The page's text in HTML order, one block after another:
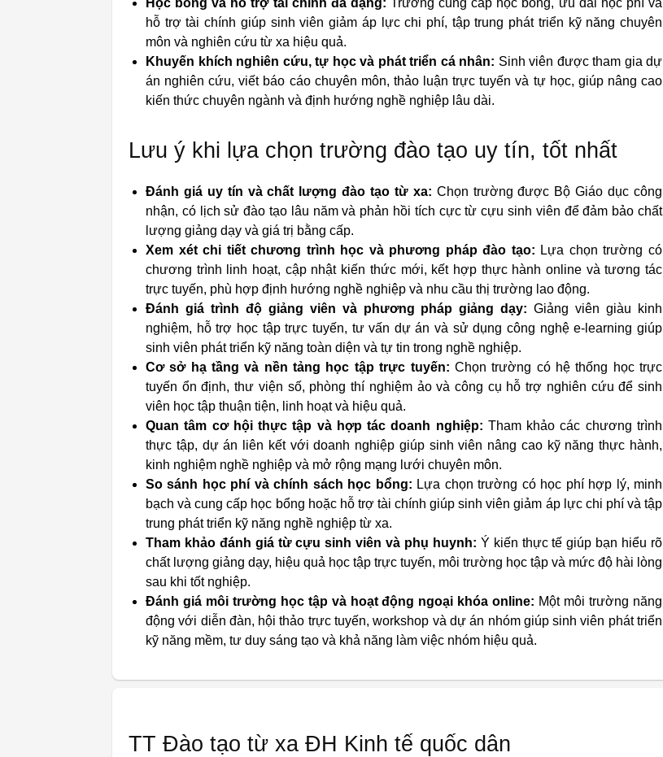
Học bổng và hỗ trợ tài chính đa dạng: Trường cung cấp học bổng, ưu đãi học phí và
hỗ trợ tài chính giúp sinh viên giảm áp lực chi phí, tập trung phát triển kỹ năng chuyên
môn và nghiên cứu từ xa hiệu quả.
Khuyến khích nghiên cứu, tự học và phát triển cá nhân: Sinh viên được tham gia dự
án nghiên cứu, viết báo cáo chuyên môn, thảo luận trực tuyến và tự học, giúp nâng cao
kiến thức chuyên ngành và định hướng nghề nghiệp lâu dài.
Lưu ý khi lựa chọn trường đào tạo uy tín, tốt nhất
Đánh giá uy tín và chất lượng đào tạo từ xa: Chọn trường được Bộ Giáo dục công
nhận, có lịch sử đào tạo lâu năm và phản hồi tích cực từ cựu sinh viên để đảm bảo chất
lượng giảng dạy và giá trị bằng cấp.
Xem xét chi tiết chương trình học và phương pháp đào tạo: Lựa chọn trường có
chương trình linh hoạt, cập nhật kiến thức mới, kết hợp thực hành online và tương tác
trực tuyến, phù hợp định hướng nghề nghiệp và nhu cầu thị trường lao động.
Đánh giá trình độ giảng viên và phương pháp giảng dạy: Giảng viên giàu kinh
nghiệm, hỗ trợ học tập trực tuyến, tư vấn dự án và sử dụng công nghệ e-learning giúp
sinh viên phát triển kỹ năng toàn diện và tự tin trong nghề nghiệp.
Cơ sở hạ tầng và nền tảng học tập trực tuyến: Chọn trường có hệ thống học trực
tuyến ổn định, thư viện số, phòng thí nghiệm ảo và công cụ hỗ trợ nghiên cứu để sinh
viên học tập thuận tiện, linh hoạt và hiệu quả.
Quan tâm cơ hội thực tập và hợp tác doanh nghiệp: Tham khảo các chương trình
thực tập, dự án liên kết với doanh nghiệp giúp sinh viên nâng cao kỹ năng thực hành,
kinh nghiệm nghề nghiệp và mở rộng mạng lưới chuyên môn.
So sánh học phí và chính sách học bổng: Lựa chọn trường có học phí hợp lý, minh
bạch và cung cấp học bổng hoặc hỗ trợ tài chính giúp sinh viên giảm áp lực chi phí và tập
trung phát triển kỹ năng nghề nghiệp từ xa.
Tham khảo đánh giá từ cựu sinh viên và phụ huynh: Ý kiến thực tế giúp bạn hiểu rõ
chất lượng giảng dạy, hiệu quả học tập trực tuyến, môi trường học tập và mức độ hài lòng
sau khi tốt nghiệp.
Đánh giá môi trường học tập và hoạt động ngoại khóa online: Một môi trường năng
động với diễn đàn, hội thảo trực tuyến, workshop và dự án nhóm giúp sinh viên phát triển
kỹ năng mềm, tư duy sáng tạo và khả năng làm việc nhóm hiệu quả.
TT Đào tạo từ xa ĐH Kinh tế quốc dân